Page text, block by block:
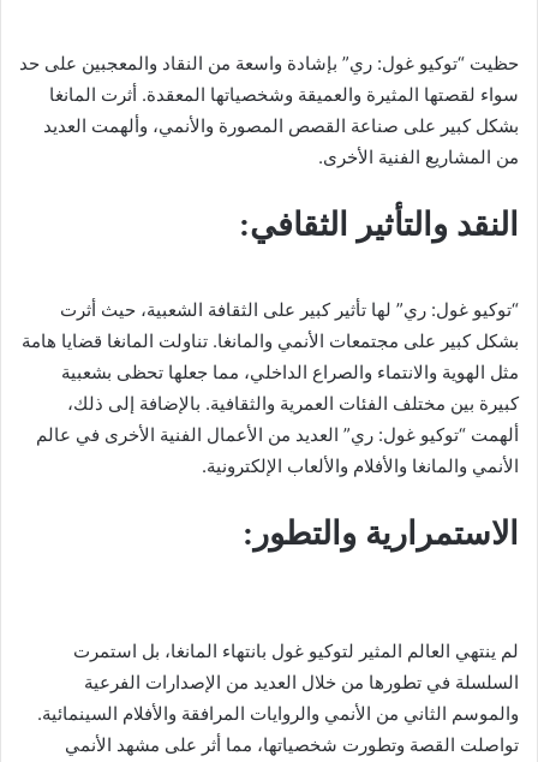
حظيت “توكيو غول: ري” بإشادة واسعة من النقاد والمعجبين على حد
سواء لقصتها المثيرة والعميقة وشخصياتها المعقدة. أثرت المانغا
بشكل كبير على صناعة القصص المصورة والأنمي، وألهمت العديد
من المشاريع الفنية الأخرى.
النقد والتأثير الثقافي:
“توكيو غول: ري” لها تأثير كبير على الثقافة الشعبية، حيث أثرت
بشكل كبير على مجتمعات الأنمي والمانغا. تناولت المانغا قضايا هامة
مثل الهوية والانتماء والصراع الداخلي، مما جعلها تحظى بشعبية
كبيرة بين مختلف الفئات العمرية والثقافية. بالإضافة إلى ذلك،
ألهمت “توكيو غول: ري” العديد من الأعمال الفنية الأخرى في عالم
الأنمي والمانغا والأفلام والألعاب الإلكترونية.
الاستمرارية والتطور:
لم ينتهي العالم المثير لتوكيو غول بانتهاء المانغا، بل استمرت
السلسلة في تطورها من خلال العديد من الإصدارات الفرعية
والموسم الثاني من الأنمي والروايات المرافقة والأفلام السينمائية.
تواصلت القصة وتطورت شخصياتها، مما أثر على مشهد الأنمي